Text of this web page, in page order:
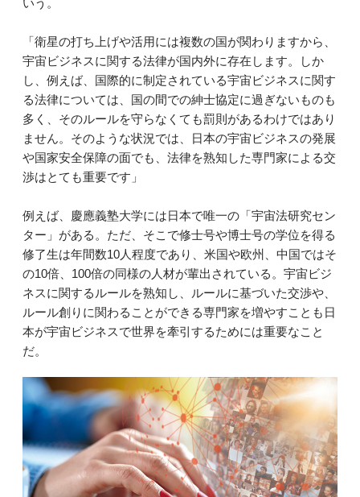
いう。
「衛星の打ち上げや活用には複数の国が関わりますから、
宇宙ビジネスに関する法律が国内外に存在します。しか
し、例えば、国際的に制定されている宇宙ビジネスに関す
る法律については、国の間での紳士協定に過ぎないものも
多く、そのルールを守らなくても罰則があるわけではあり
ません。そのような状況では、日本の宇宙ビジネスの発展
や国家安全保障の面でも、法律を熟知した専門家による交
渉はとても重要です」
例えば、慶應義塾大学には日本で唯一の「宇宙法研究セン
ター」がある。ただ、そこで修士号や博士号の学位を得る
修了生は年間数10人程度であり、米国や欧州、中国ではそ
の10倍、100倍の同様の人材が輩出されている。宇宙ビジ
ネスに関するルールを熟知し、ルールに基づいた交渉や、
ルール創りに関わることができる専門家を増やすことも日
本が宇宙ビジネスで世界を牽引するためには重要なこと
だ。